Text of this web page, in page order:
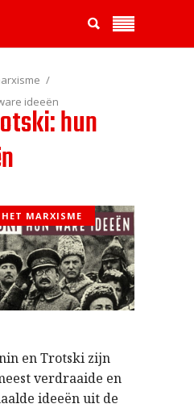
ideeën
hun
HET MARXISME
en Trotski zijn
verdraaide en
ideeën uit de